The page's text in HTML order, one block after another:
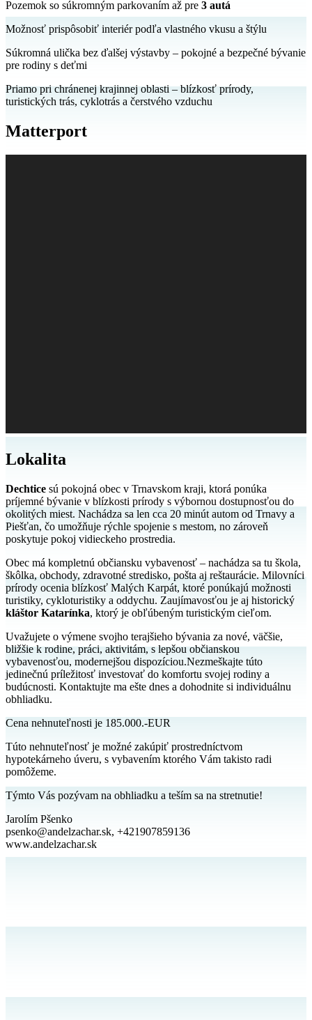
Pozemok so súkromným parkovaním až pre 3 autá
Možnosť prispôsobiť interiér podľa vlastného vkusu a štýlu
Súkromná ulička bez ďalšej výstavby – pokojné a bezpečné bývanie
pre rodiny s deťmi
Priamo pri chránenej krajinnej oblasti – blízkosť prírody,
turistických trás, cyklotrás a čerstvého vzduchu
Matterport
Lokalita
Dechtice sú pokojná obec v Trnavskom kraji, ktorá ponúka
príjemné bývanie v blízkosti prírody s výbornou dostupnosťou do
okolitých miest. Nachádza sa len cca 20 minút autom od Trnavy a
Piešťan, čo umožňuje rýchle spojenie s mestom, no zároveň
poskytuje pokoj vidieckeho prostredia.
Obec má kompletnú občiansku vybavenosť – nachádza sa tu škola,
škôlka, obchody, zdravotné stredisko, pošta aj reštaurácie. Milovníci
prírody ocenia blízkosť Malých Karpát, ktoré ponúkajú možnosti
turistiky, cykloturistiky a oddychu. Zaujímavosťou je aj historický
kláštor Katarínka, ktorý je obľúbeným turistickým cieľom.
Uvažujete o výmene svojho terajšieho bývania za nové, väčšie,
bližšie k rodine, práci, aktivitám, s lepšou občianskou
vybavenosťou, modernejšou dispozíciou.Nezmeškajte túto
jedinečnú príležitosť investovať do komfortu svojej rodiny a
budúcnosti. Kontaktujte ma ešte dnes a dohodnite si individuálnu
obhliadku.
Cena nehnuteľnosti je 185.000.-EUR
Túto nehnuteľnosť je možné zakúpiť prostredníctvom
hypotekárneho úveru, s vybavením ktorého Vám takisto radi
pomôžeme.
Týmto Vás pozývam na obhliadku a teším sa na stretnutie!
Jarolím Pšenko
psenko@andelzachar.sk, +421907859136
www.andelzachar.sk